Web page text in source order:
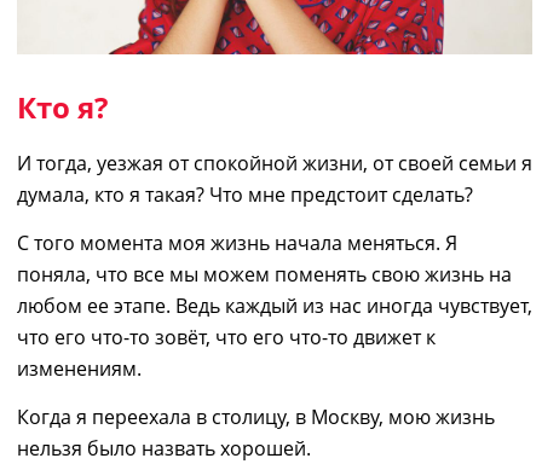
Кто я?
И тогда, уезжая от спокойной жизни, от своей семьи я
думала, кто я такая? Что мне предстоит сделать?
С того момента моя жизнь начала меняться. Я
поняла, что все мы можем поменять свою жизнь на
любом ее этапе. Ведь каждый из нас иногда чувствует,
что его что-то зовёт, что его что-то движет к
изменениям.
Когда я переехала в столицу, в Москву, мою жизнь
нельзя было назвать хорошей.